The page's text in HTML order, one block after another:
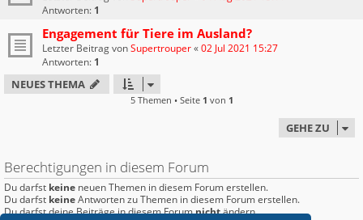
Antworten: 1
Engagement für Tiere im Ausland?
Letzter Beitrag vonSupertrouper«02 Jul 2021 15:27
Antworten: 1
NEUES THEMA
5 Themen • Seite 1 von 1
GEHE ZU
Berechtigungen in diesem Forum
Du darfst keine neuen Themen in diesem Forum erstellen.
Du darfst keineAntworten zu Themen in diesem Forum erstellen.
Du darfst deine Beiträge in diesem Forumnichtändern.